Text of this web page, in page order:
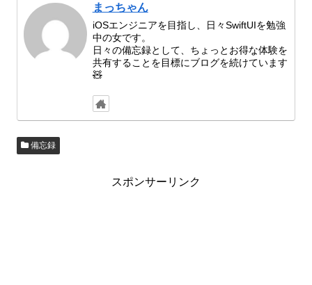
まっちゃん
iOSエンジニアを目指し、日々SwiftUIを勉強
中の女です。
日々の備忘録として、ちょっとお得な体験を
共有することを目標にブログを続けています
🧸
備忘録
スポンサーリンク